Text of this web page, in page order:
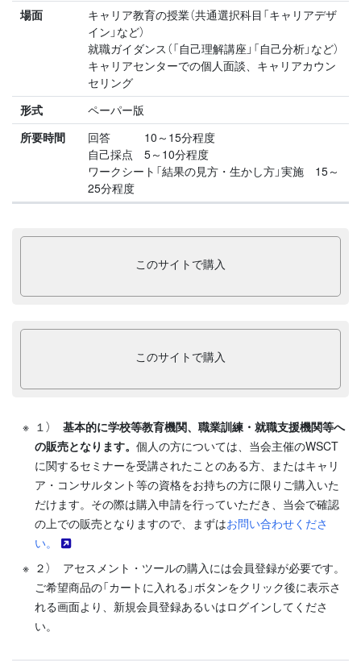
場面
キャリア教育の授業（共通選択科目「キャリアデザ
イン」など）
就職ガイダンス（「自己理解講座」「自己分析」など）
キャリアセンターでの個人面談、キャリアカウン
セリング
形式
ペーパー版
所要時間
回答 10～15分程度
自己採点 5～10分程度
ワークシート「結果の見方・生かし方」実施 15～
25分程度
このサイトで購入
このサイトで購入
１） 基本的に学校等教育機関、職業訓練・就職支援機関等へ
の販売となります。 個人の方については、当会主催のWSCT
に関するセミナーを受講されたことのある方、またはキャリ
ア・コンサルタント等の資格をお持ちの方に限りご購入いた
だけます。その際は購入申請を行っていただき、当会で確認
の上での販売となりますので、まずはお問い合わせくださ
い。
２） アセスメント・ツールの購入には会員登録が必要です。
ご希望商品の「カートに入れる」ボタンをクリック後に表示さ
れる画面より、新規会員登録あるいはログインしてくださ
い。